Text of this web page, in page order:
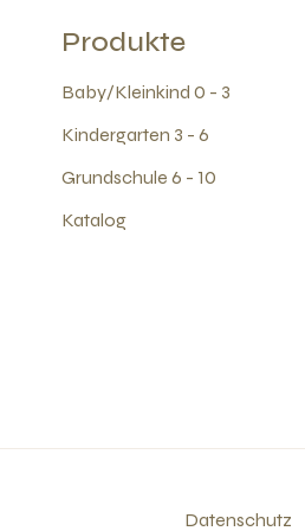
Produkte
Baby/Kleinkind 0 - 3
Kindergarten 3 - 6
Grundschule 6 - 10
Katalog
Datenschutz